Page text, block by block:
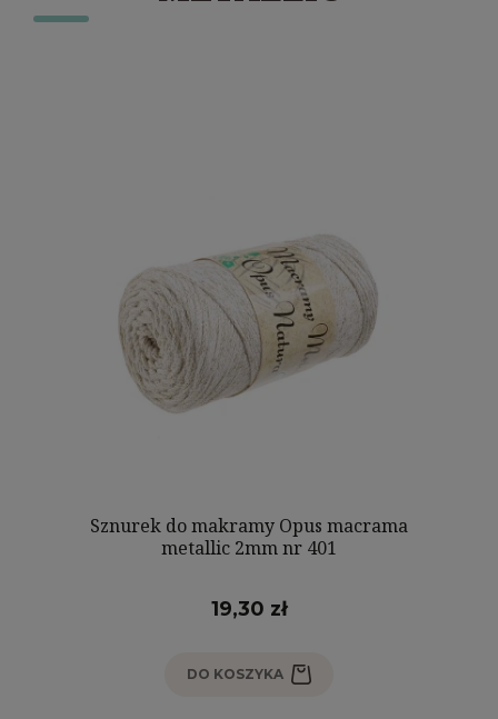
Sznurek do makramy Opus macrama
metallic 2mm nr 401
19,30 zł
DO KOSZYKA